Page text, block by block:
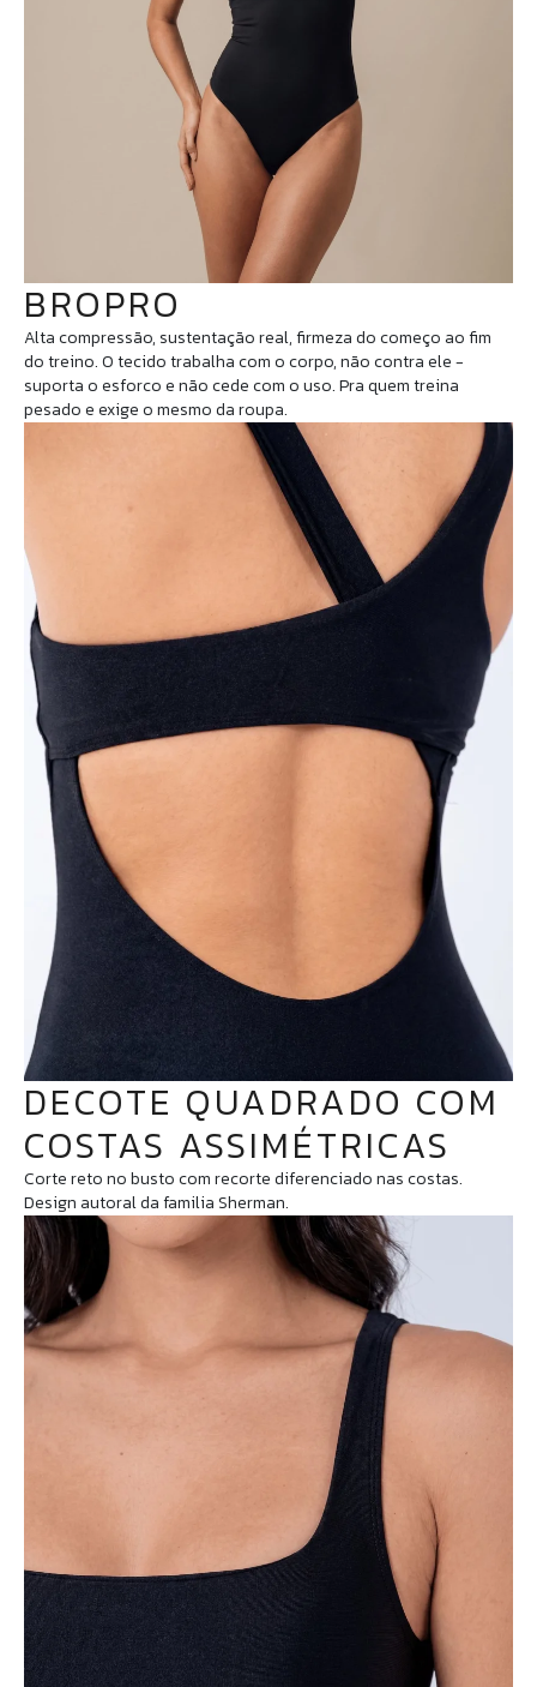
BROPRO
Alta compressão, sustentação real, firmeza do começo ao fim
do treino. O tecido trabalha com o corpo, não contra ele -
suporta o esforco e não cede com o uso. Pra quem treina
pesado e exige o mesmo da roupa.
DECOTE QUADRADO COM
COSTAS ASSIMÉTRICAS
Corte reto no busto com recorte diferenciado nas costas.
Design autoral da familia Sherman.